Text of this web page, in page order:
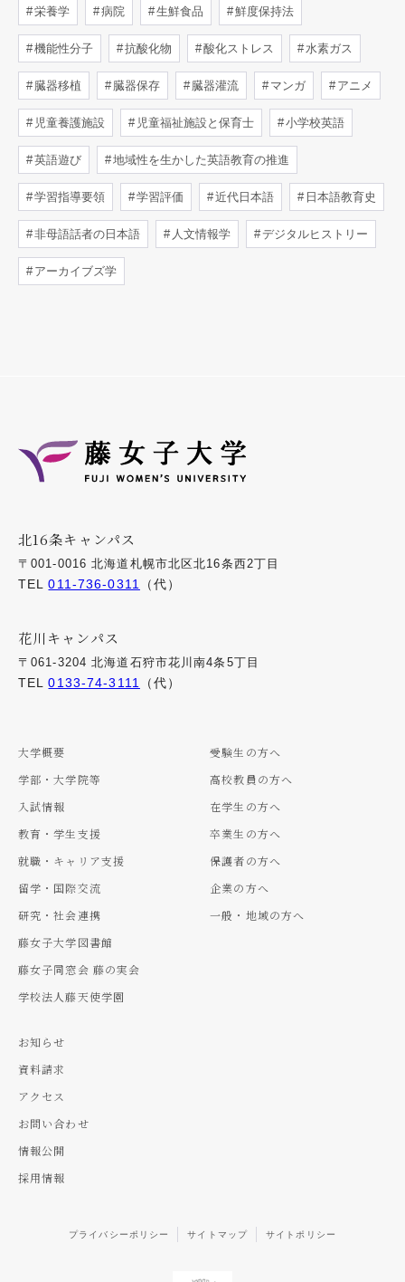
栄養学 病院 生鮮食品 鮮度保持法
機能性分子 抗酸化物 酸化ストレス 水素ガス
臓器移植 臓器保存 臓器灌流 マンガ アニメ
児童養護施設 児童福祉施設と保育士 小学校英語
英語遊び 地域性を生かした英語教育の推進
学習指導要領 学習評価 近代日本語 日本語教育史
非母語話者の日本語 人文情報学 デジタルヒストリー
アーカイブズ学
北16条キャンパス
〒001-0016 北海道札幌市北区北16条西2丁目
TEL011-736-0311 （代）
花川キャンパス
〒061-3204 北海道石狩市花川南4条5丁目
TEL0133-74-3111 （代）
大学概要
学部・大学院等
入試情報
教育・学生支援
就職・キャリア支援
留学・国際交流
研究・社会連携
藤女子大学図書館
藤女子同窓会 藤の実会
学校法人藤天使学園
受験生の方へ
高校教員の方へ
在学生の方へ
卒業生の方へ
保護者の方へ
企業の方へ
一般・地域の方へ
お知らせ
資料請求
アクセス
お問い合わせ
情報公開
採用情報
プライバシーポリシー サイトマップ サイトポリシー